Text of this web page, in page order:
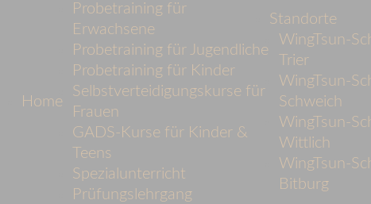
Home
Probetraining für
Erwachsene
Probetraining für Jugendliche
Probetraining für Kinder
Selbstverteidigungskurse für
Frauen
GADS-Kurse für Kinder &
Teens
Spezialunterricht
Prüfungslehrgang
Standorte
WingTsun-
Trier
WingTsun-
Schweich
WingTsun-
Wittlich
WingTsun-
Bitburg